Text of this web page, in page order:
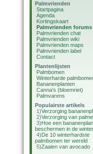
Palmvrienden
Startpagina
Agenda
Kortingskaart
Palmvrienden forums
Palmvrienden chat
Palmvrienden wiki
Palmvrienden maps
Palmvrienden label
Contact
Plantenlijsten
Palmbomen
Winterharde
Bananenplanten
Canna's (bloemriet)
Palmvarens
Populairste artikels
1)Verzorging
2)Verzorging van
3)Hoe een
beschermen in de
4)De 10 winterhardste
palmbomen ter wereld
5)Zaaien van avocado